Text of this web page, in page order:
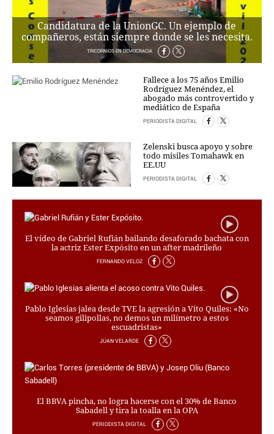
SERVICIOS
CLUB PD
ENLACES
AMÉRICA
ESPAÑA
El vídeo de Gabriel Rufián bailando desaforado bachata con
la actriz Ester Expósito en un after madrileño
FERNANDO VELOZ
Pablo Iglesias jalea desde TVE la agresión a Vito Quiles: «No
seamos gilipollas, no demos un milímetro a estos
escuadristas»
JUAN VELARDE
El BBVA pincha, no logra hacerse con el 30% de Banco
Sabadell y tira la toalla en la OPA
PERIODISTA DIGITAL
Candidatura de la UnionGC. Un ejemplo de
compañeros, están siempre donde se les necesita.
TRICORNIOS EN DEMOCRACIA
Fallece a los 75 años Emilio
Rodríguez Menéndez, el
abogado más controvertido y
mediático de España
PERIODISTA DIGITAL
Zelenski busca apoyo y sobre
todo misiles Tomahawk en
EE.UU
PERIODISTA DIGITAL